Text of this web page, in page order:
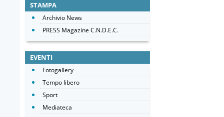
STAMPA
Archivio News
PRESS Magazine C.N.D.E.C.
EVENTI
Fotogallery
Tempo libero
Sport
Mediateca